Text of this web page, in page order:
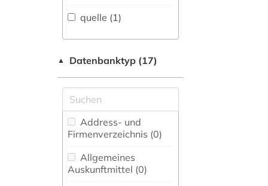
Literaturen (0)
Anglistik.
Archäologie (0)
Architektur,
Bauingenieur- und
Vermessungswesen (0)
Wissenschaften (0)
quelle (1)
▲ Datenbanktyp (17)
Address- und
Firmenverzeichnis (0)
Allgemeines
Auskunftmittel (0)